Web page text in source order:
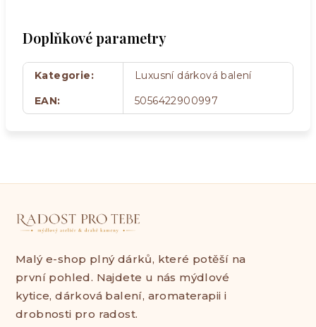
Doplňkové parametry
Kategorie:
Luxusní dárková balení
EAN: 5056422900997
Malý e-shop plný dárků, které potěší na
první pohled. Najdete u nás mýdlové
kytice, dárková balení, aromaterapii i
drobnosti pro radost.